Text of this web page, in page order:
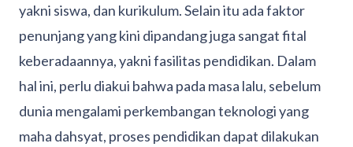
yakni siswa, dan kurikulum. Selain itu ada faktor
penunjang yang kini dipandang juga sangat fital
keberadaannya, yakni fasilitas pendidikan. Dalam
hal ini, perlu diakui bahwa pada masa lalu, sebelum
dunia mengalami perkembangan teknologi yang
maha dahsyat, proses pendidikan dapat dilakukan